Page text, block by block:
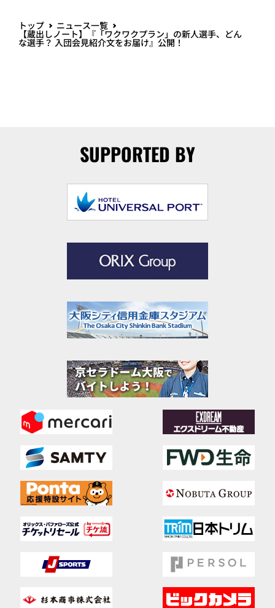
トップ ニュース一覧
【蔵出しノート】『「ワクワクプラン」の新人選手、どん
な選手？ 入団会見紹介文をお届け』公開！
SUPPORTED BY